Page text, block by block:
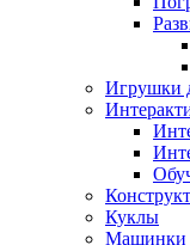
Игрушки
Куклы
Машинки